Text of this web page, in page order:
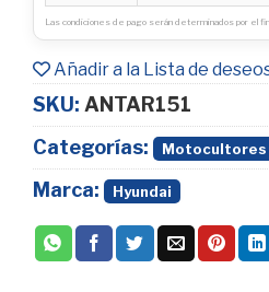
Las condiciones de pago serán determinados por el
Añadir a la Lista de
SKU: ANTAR151
Categorías:
Motocultores
Marca: Hyundai